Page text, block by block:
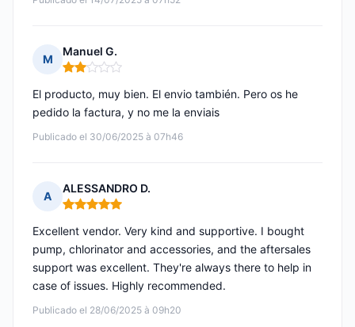
M
Manuel G.
Nota: 2 de 5
Publicado el 30/06/2025 à 07h46
El producto, muy bien. El envio también. Pero os he
pedido la factura, y no me la enviais
A
ALESSANDRO D.
Nota: 5 de 5
Publicado el 28/06/2025 à 09h20
Excellent vendor. Very kind and supportive. I bought
pump, chlorinator and accessories, and the aftersales
support was excellent. They're always there to help in
case of issues. Highly recommended.